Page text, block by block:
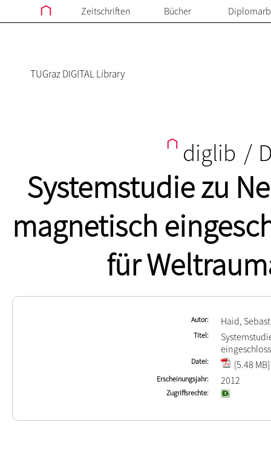
Zeitschriften Bücher
TUGraz DIGITAL Library
diglib /
Systemstudie zu
magnetisch
für
Autor Haid,
Titel
Datei [5.48 MB]
Erscheinungsjahr 2012
Zugriffsrechte